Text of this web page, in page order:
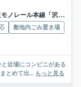
レール本線「沢良宜」駅 徒歩14分
敷地内ごみ置き場
近場にコンビニがある
とめて出... もっと見る